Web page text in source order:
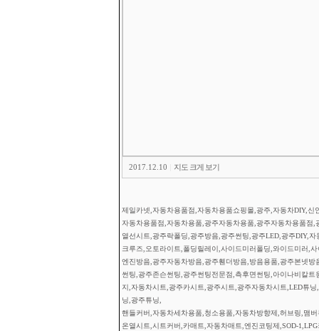
2017.12.10 지도 크게 보기
제일카넷,자동차용품점,자동차용품쇼핑몰,광주,자동차DIY,
자동차용품점,자동차용품,광주자동차용품,광주자동차용품
열선시트,광주락폴딩,광주방음,광주썬팅,광주LED,광주DIY,
크루즈,오토라이트,폴딩릴레이,사이드미러폴딩,와이드미러,
엔진방음,광주자동차방음,광주휀더방음,방음용품,광주본넷
썬팅,광주존슨썬팅,광주썬팅전문점,측후면썬팅,아이나비칼
지,자동차시트,광주카시트,광주시트,광주자동차시트,LED튜
닝,광주튜닝,
핸들커버,자동차세차용품,청소용품,자동차방향제,허브링,맴
온열시트,시트커버,카매트,자동차매트,엔진코팅제,SOD-